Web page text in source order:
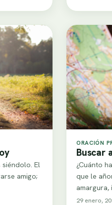
siéndolo. El
amigo;
ORACIÓN
Buscar
¿Cuánto
que le
29 enero,